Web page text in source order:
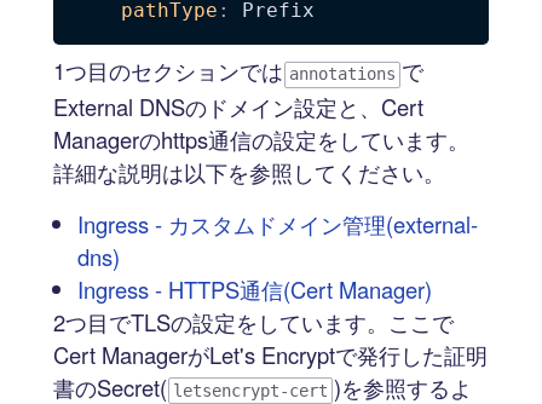
pathType :
1つ目のセクションでは annotations で
External DNSのドメイン設定と、Cert
Managerのhttps通信の設定をしています。
詳細な説明は以下を参照してください。
Ingress - カスタムドメイン管理(external-
dns)
Ingress - HTTPS通信(Cert Manager)
2つ目でTLSの設定をしています。ここで
Cert ManagerがLet's Encryptで発行した証明
書のSecret( letsencrypt-cert )を参照するよ